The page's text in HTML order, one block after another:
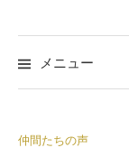
メニュー
仲間たちの声